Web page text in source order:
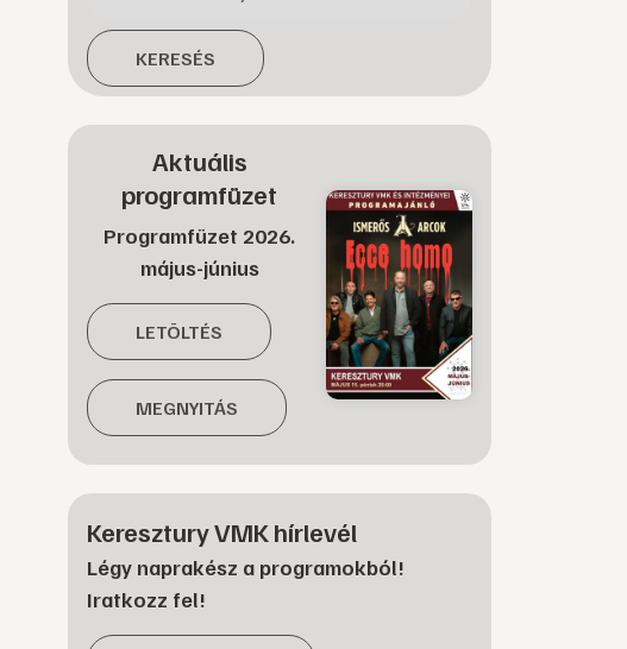
KERESÉS
Aktuális
programfüzet
Programfüzet 2026.
május-június
LETÖLTÉS
MEGNYITÁS
Keresztury VMK hírlevél
Légy naprakész a programokból!
Iratkozz fel!